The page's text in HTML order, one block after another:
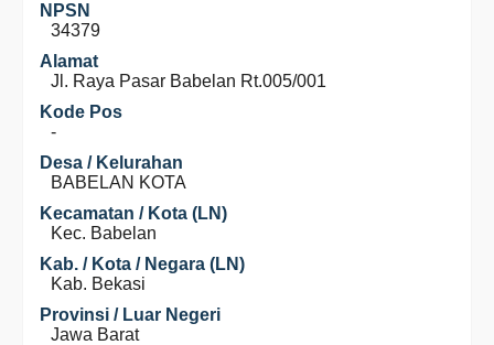
NPSN
34379
Alamat
Jl. Raya Pasar Babelan Rt.005/001
Kode Pos
-
Desa / Kelurahan
BABELAN KOTA
Kecamatan / Kota (LN)
Kec. Babelan
Kab. / Kota / Negara (LN)
Kab. Bekasi
Provinsi / Luar Negeri
Jawa Barat